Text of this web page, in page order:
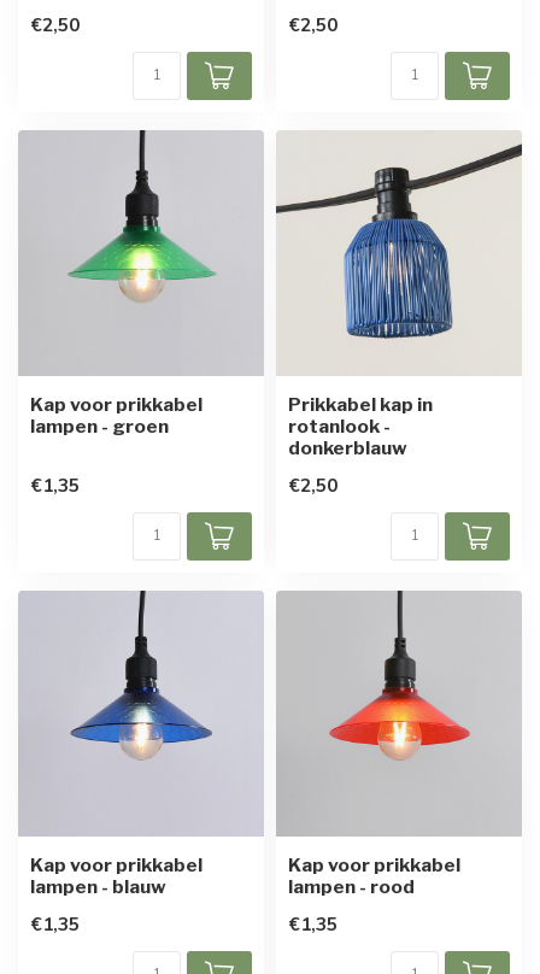
€2,50 €2,50
Kap voor prikkabel
lampen - groen
€1,35
Prikkabel kap in
rotanlook -
donkerblauw
€2,50
Kap voor prikkabel
lampen - blauw
€1,35
Kap voor prikkabel
lampen - rood
€1,35